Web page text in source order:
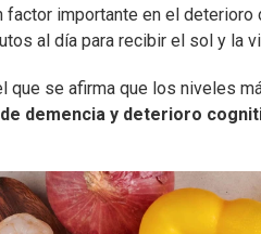
factor importante en el
al día para recibir el sol y la
que se afirma que los niveles
de demencia y deterioro